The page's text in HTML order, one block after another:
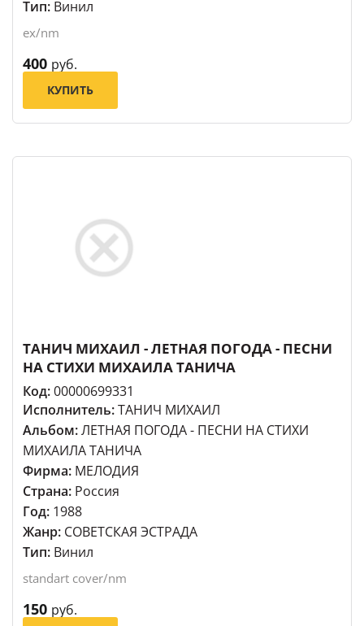
Тип: Винил
ex/nm
400 руб.
КУПИТЬ
ТАНИЧ МИХАИЛ - ЛЕТНАЯ ПОГОДА - ПЕСНИ
НА СТИХИ МИХАИЛА ТАНИЧА
Код:00000699331
Исполнитель:ТАНИЧ МИХАИЛ
Альбом:ЛЕТНАЯ ПОГОДА - ПЕСНИ НА СТИХИ
МИХАИЛА ТАНИЧА
Фирма: МЕЛОДИЯ
Страна: Россия
Год: 1988
Жанр: СОВЕТСКАЯ ЭСТРАДА
Тип: Винил
standart cover/nm
150 руб.